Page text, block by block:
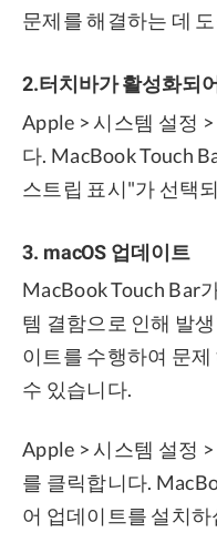
문제를 해결하는 데
2.터치바가 활성화되
Apple > 시스템 설정
다. MacBook Touch
스트립 표시"가 선택
3. macOS 업데이트
MacBook Touch Bar
템 결함으로 인해 발
이트를 수행하여 문
수 있습니다.
Apple > 시스템 설정
를 클릭합니다.
어 업데이트를 설치하